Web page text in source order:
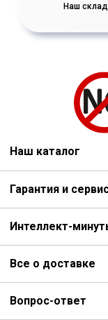
Наш склад
Наш каталог
Гарантия и
Интеллект-
Все о доставке
Вопрос-ответ